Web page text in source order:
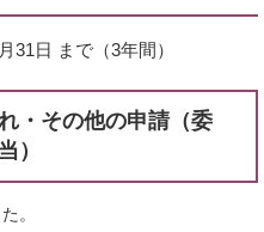
31日 まで（3年間）
・その他の申請（委
）
。